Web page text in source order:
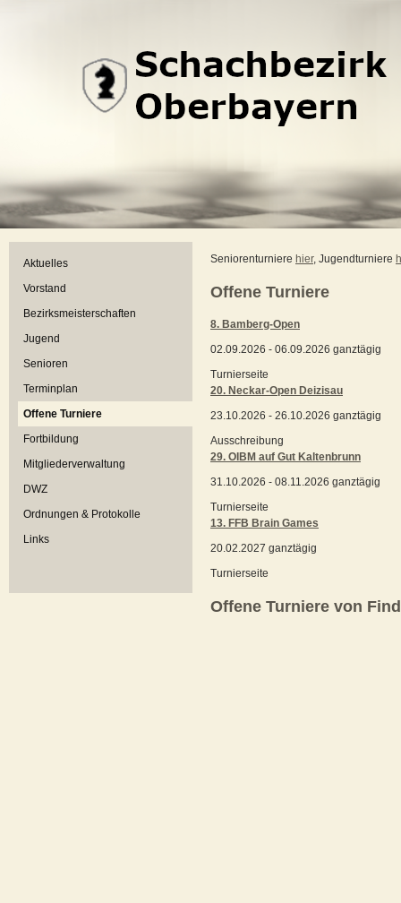
Aktuelles
Vorstand
Bezirksmeisterschaften
Jugend
Senioren
Terminplan
Offene Turniere
Fortbildung
Mitgliederverwaltung
DWZ
Ordnungen & Protokolle
Links
Seniorenturniere hier, Jugendturniere
Offene Turniere
8. Bamberg-Open
02.09.2026 - 06.09.2026 ganztägig
Turnierseite
20. Neckar-Open Deizisau
23.10.2026 - 26.10.2026 ganztägig
Ausschreibung
29. OIBM auf Gut Kaltenbrunn
31.10.2026 - 08.11.2026 ganztägig
Turnierseite
13. FFB Brain Games
20.02.2027 ganztägig
Turnierseite
Offene Turniere von